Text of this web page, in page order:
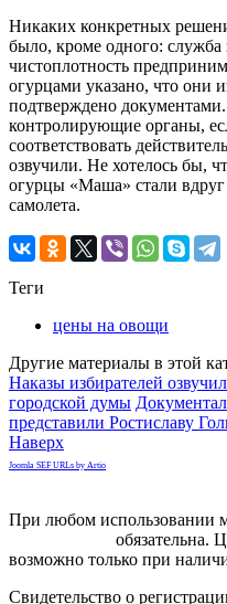
Никаких конкретных
было, кроме одного: служба
чистоплотность
огурцами указано, что они
подтверждено документами.
контролирующие органы,
соответствовать
озвучили. Не хотелось бы,
огурцы «Маша» стали
самолета.
Теги
цены на овощи
Другие материалы в этой
Наказы избирателей
городской думы
представили Ростиславу
Наверх
Joomla SEF URLs by Artio
При любом использовании
обязательна.
возможно только при
Свидетельство о